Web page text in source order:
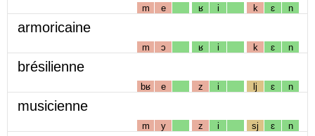
m e ʁ i k ɛ n
armoricaine
m ɔ ʁ i k ɛ n
brésilienne
bʁ e z i lj ɛ n
musicienne
m y z i sj ɛ n